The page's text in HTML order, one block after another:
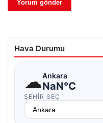
Hava Durumu
☁Ankara
NaN°C
ŞEHIR SEÇ